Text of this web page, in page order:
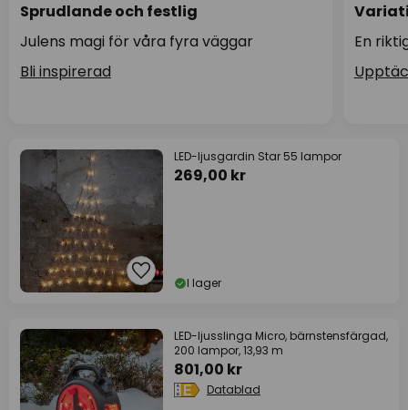
Sprudlande och festlig
Julens magi för våra fyra väggar
Bli inspirerad
En
LED-ljusgardin Star 55 lampor
269,00 kr
I lager
LED-ljusslinga Micro, bärnstensfärgad,
200 lampor, 13,93 m
801,00 kr
Datablad